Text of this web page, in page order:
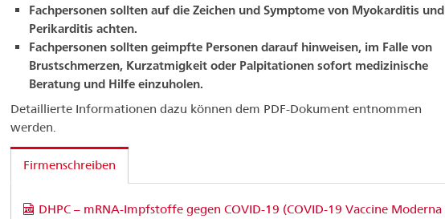
Fachpersonen sollten auf die Zeichen und Symptome von Myokarditis und
Perikarditis achten.
Fachpersonen sollten geimpfte Personen darauf hinweisen, im Falle von
Brustschmerzen, Kurzatmigkeit oder Palpitationen sofort medizinische
Beratung und Hilfe einzuholen.
Detaillierte Informationen dazu können dem PDF-Dokument entnommen
werden.
Firmenschreiben
DHPC – mRNA-Impfstoffe gegen COVID-19 (COVID-19 Vaccine Moderna